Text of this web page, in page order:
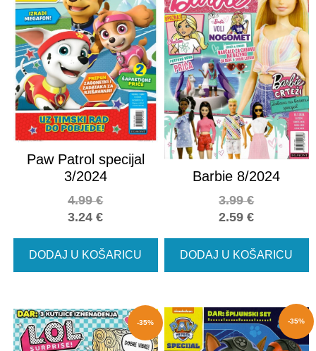
Paw Patrol specijal
3/2024
3.24€
4.99€
DODAJ U KOŠARICU
Barbie 8/2024
2.59€
3.99€
DODAJ U KOŠARICU
-35% -35%